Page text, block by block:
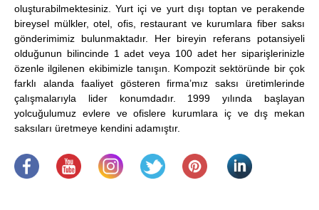
oluşturabilmektesiniz. Yurt içi ve yurt dışı toptan ve perakende
bireysel mülkler, otel, ofis, restaurant ve kurumlara fiber saksı
gönderimimiz bulunmaktadır. Her bireyin referans potansiyeli
olduğunun bilincinde 1 adet veya 100 adet her siparişlerinizle
özenle ilgilenen ekibimizle tanışın. Kompozit sektöründe bir çok
farklı alanda faaliyet gösteren firma’mız saksı üretimlerinde
çalışmalarıyla lider konumdadır. 1999 yılında başlayan
yolcuğulumuz evlere ve ofislere kurumlara iç ve dış mekan
saksıları üretmeye kendini adamıştır.